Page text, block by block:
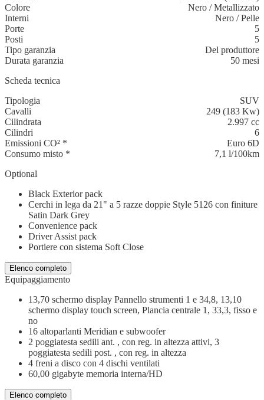
Colore
Nero /Metallizzato
Interni
Nero /Pelle
Porte
5
Posti
5
Tipo garanzia
Del produttore
Durata garanzia
50 mesi
Scheda tecnica
Tipologia
SUV
Cavalli
249 (183 Kw)
Cilindrata
2.997 cc
Cilindri
6
Emissioni CO² *
Euro 6D
Consumo misto *
7,1 l/100km
Optional
Black Exterior pack
Cerchi in lega da 21" a 5 razze doppie Style 5126 con finiture
Satin Dark Grey
Convenience pack
Driver Assist pack
Portiere con sistema Soft Close
Elenco completo
Equipaggiamento
13,70 schermo display Pannello strumenti 1 e 34,8, 13,10
schermo display touch screen, Plancia centrale 1, 33,3, fisso e
no
16 altoparlanti Meridian e subwoofer
2 poggiatesta sedili ant. , con reg. in altezza attivi, 3
poggiatesta sedili post. , con reg. in altezza
4 freni a disco con 4 dischi ventilati
60,00 gigabyte memoria interna/HD
Elenco completo